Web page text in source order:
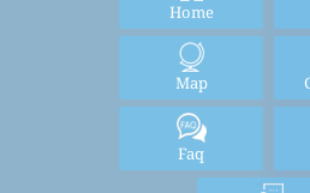
Home
Map
Faq